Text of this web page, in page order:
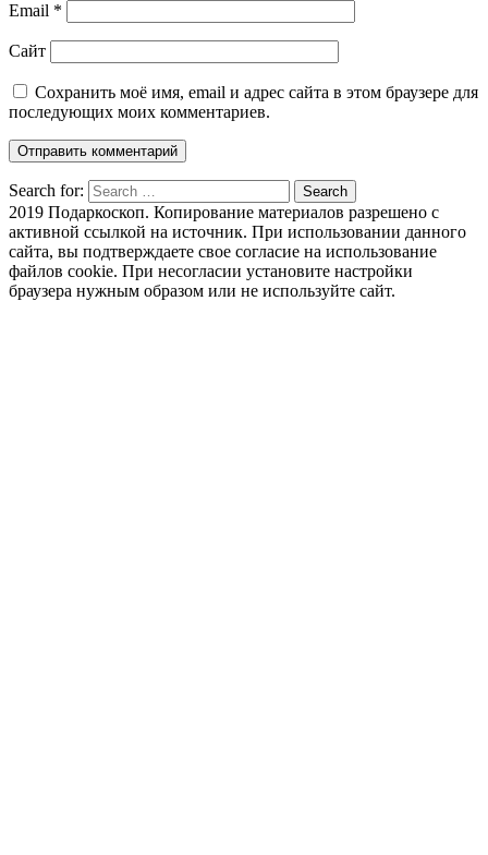
Email *
Сайт
Сохранить моё имя, email и адрес сайта в этом браузере для
последующих моих комментариев.
Search for: Search
2019 Подаркоскоп. Копирование материалов разрешено с
активной ссылкой на источник. При использовании данного
сайта, вы подтверждаете свое согласие на использование
файлов cookie. При несогласии установите настройки
браузера нужным образом или не используйте сайт.